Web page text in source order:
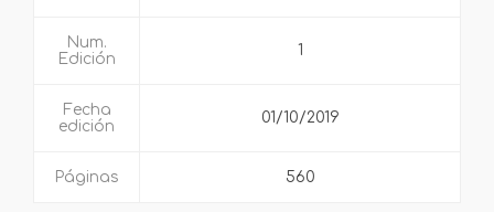
Num.
Edición
1
Fecha
edición
01/10/2019
Páginas 560